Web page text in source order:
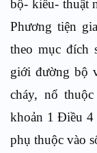
bộ- kiểu- thuật
Phương tiện
theo mục đích
giới đường bộ
cháy, nổ
khoản 1 Điều
phụ thuộc vào